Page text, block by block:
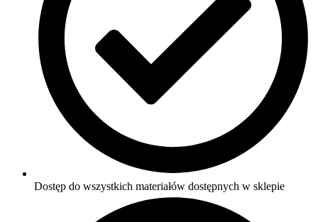
Dostęp do wszystkich materiałów dostępnych w sklepie